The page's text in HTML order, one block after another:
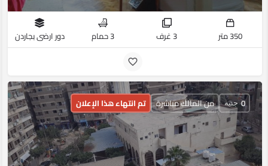
350 متر 3 غرف 3 حمام دور ارضى بجاردن
0 جنيه من المالك مباشرة تم انتهاء هذا الإعلان